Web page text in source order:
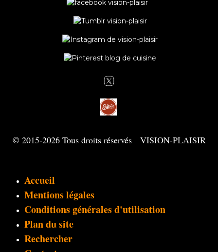
© 2015-2026 Tous droits réservés VISION-PLAISIR
Accueil
Mentions légales
Conditions générales d'utilisation
Plan du site
Rechercher